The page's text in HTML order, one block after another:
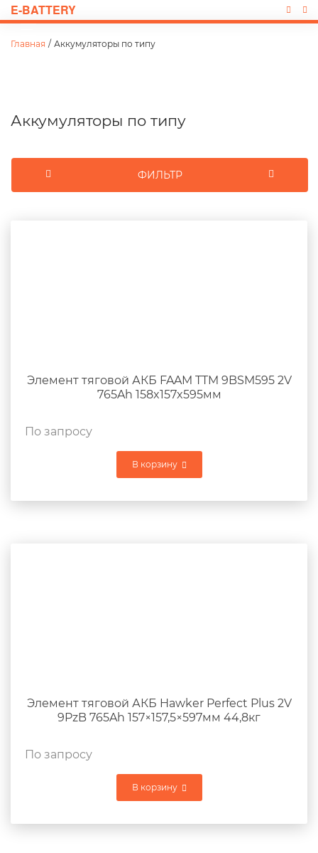
E-BATTERY
Главная / Аккумуляторы по типу
Аккумуляторы по типу
Элемент тяговой АКБ FAAM TTM 9BSM595 2V
765Ah 158x157x595мм
По запросу
В корзину
Элемент тяговой АКБ Hawker Perfect Plus 2V
9PzB 765Ah 157×157,5×597мм 44,8кг
По запросу
В корзину
ФИЛЬТР